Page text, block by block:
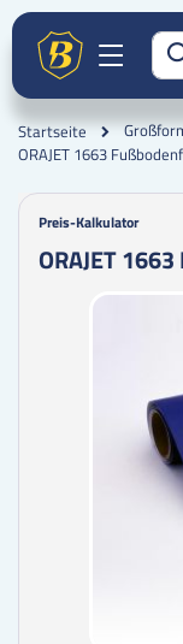
Startseite
ORAJET 1663
Preis-Kalkulator
ORAJET